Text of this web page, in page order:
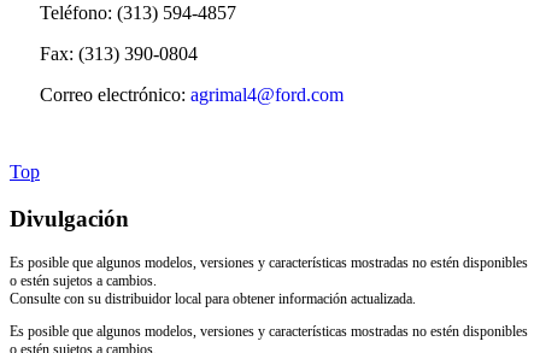
Teléfono: (313) 594-4857
Fax: (313) 390-0804
Correo electrónico: agrimal4@ford.com
Top
Divulgación
Es posible que algunos modelos, versiones y características mostradas no estén disponibles
o estén sujetos a cambios.
Consulte con su distribuidor local para obtener información actualizada.
Es posible que algunos modelos, versiones y características mostradas no estén disponibles